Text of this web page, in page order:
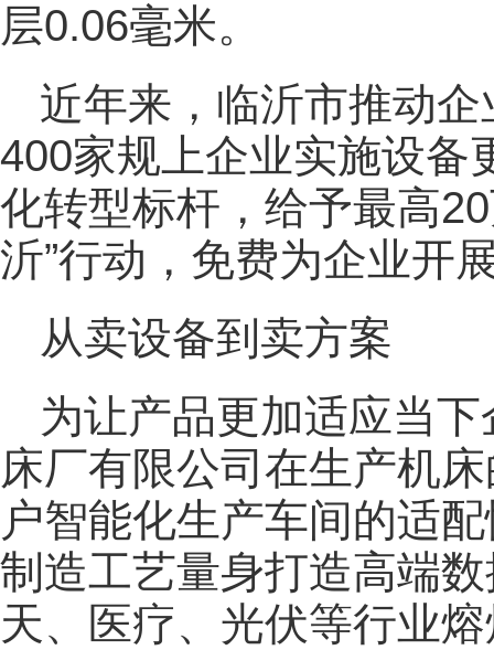
层0.06毫米。
近年来，临沂市推动
400家规上企业实施设备
化转型标杆，给予最高
沂”行动，免费为企业开
从卖设备到卖方案
为让产品更加适应当
床厂有限公司在生产机
户智能化生产车间的适
制造工艺量身打造高端
天、医疗、光伏等行业